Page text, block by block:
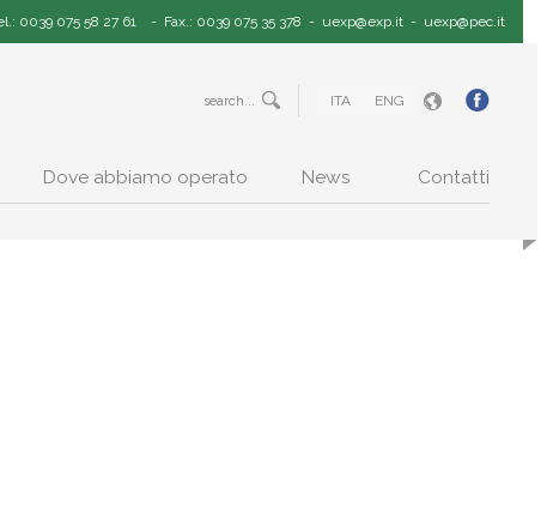
0039 075 58 27 61 - Fax.: 0039 075 35 378 - uexp@exp.it - uexp@pec.it
ITA ENG
Dove abbiamo operato News Contatti